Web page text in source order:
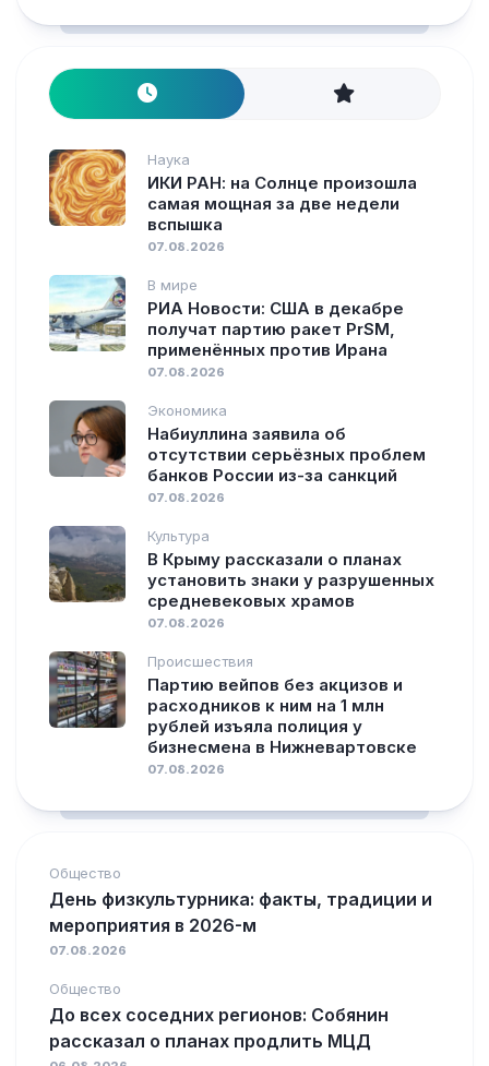
Наука
ИКИ РАН: на Солнце произошла
самая мощная за две недели
вспышка
07.08.2026
В мире
РИА Новости: США в декабре
получат партию ракет PrSM,
применённых против Ирана
07.08.2026
Экономика
Набиуллина заявила об
отсутствии серьёзных проблем
банков России из-за санкций
07.08.2026
Культура
В Крыму рассказали о планах
установить знаки у разрушенных
средневековых храмов
07.08.2026
Происшествия
Партию вейпов без акцизов и
расходников к ним на 1 млн
рублей изъяла полиция у
бизнесмена в Нижневартовске
07.08.2026
Общество
День физкультурника: факты, традиции и
мероприятия в 2026-м
07.08.2026
Общество
До всех соседних регионов: Собянин
рассказал о планах продлить МЦД